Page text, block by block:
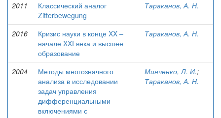
2011
Классический аналог
Zitterbewegung
Тараканов, А. Н.
2016
Кризис науки в конце XX –
начале XXI века и высшее
образование
Тараканов, А. Н.
2004
Методы многозначного
анализа в исследовании
задач управления
дифференциальными
включениями с
Минченко, Л. И.;
Тараканов, А. Н.